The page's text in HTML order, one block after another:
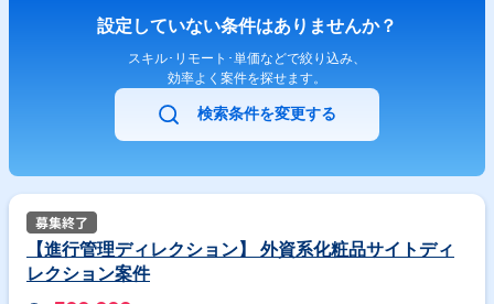
設定していない条件はありませんか？
スキル･リモート･単価などで絞り込み、
効率よく案件を探せます。
検索条件を変更する
【進行管理ディレクション】 外資系化粧品サイトディ
レクション案件